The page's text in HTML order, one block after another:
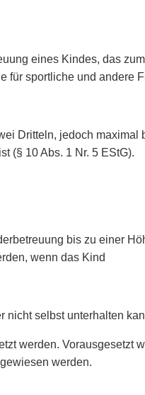
eines Kindes, das
für sportliche und andere
Dritteln, jedoch
(§ 10 Abs. 1 Nr. 5 EStG).
bis zu einer
wenn das Kind
selbst unterhalten
werden.
werden.